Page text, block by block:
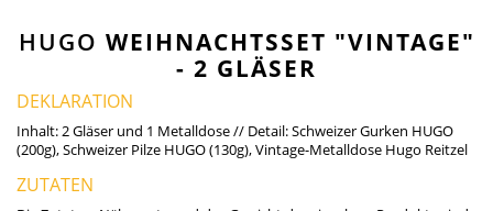
HUGO WEIHNACHTSSET "VINTAGE"
- 2 GLÄSER
DEKLARATION
Inhalt: 2 Gläser und 1 Metalldose // Detail: Schweizer Gurken HUGO
(200g), Schweizer Pilze HUGO (130g), Vintage-Metalldose Hugo Reitzel
ZUTATEN